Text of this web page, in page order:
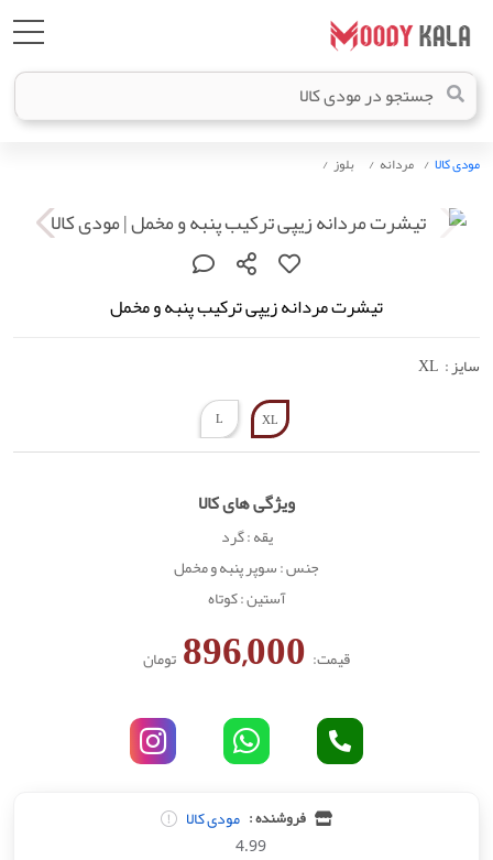
مودی کالا مردانه بلوز
تیشرت مردانه زیپی ترکیب پنبه و مخمل
سایز : XL
XL
L
ویژگی های کالا
یقه : گرد
جنس : سوپر پنبه و مخمل
آستین : کوتاه
قیمت:
تومان
فروشنده : مودی کالا
4.99